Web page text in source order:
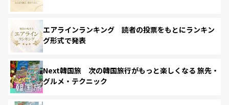
エアラインランキング 読者の投票をもとにランキン
グ形式で発表
Next韓国旅 次の韓国旅行がもっと楽しくなる 旅先・
グルメ・テクニック